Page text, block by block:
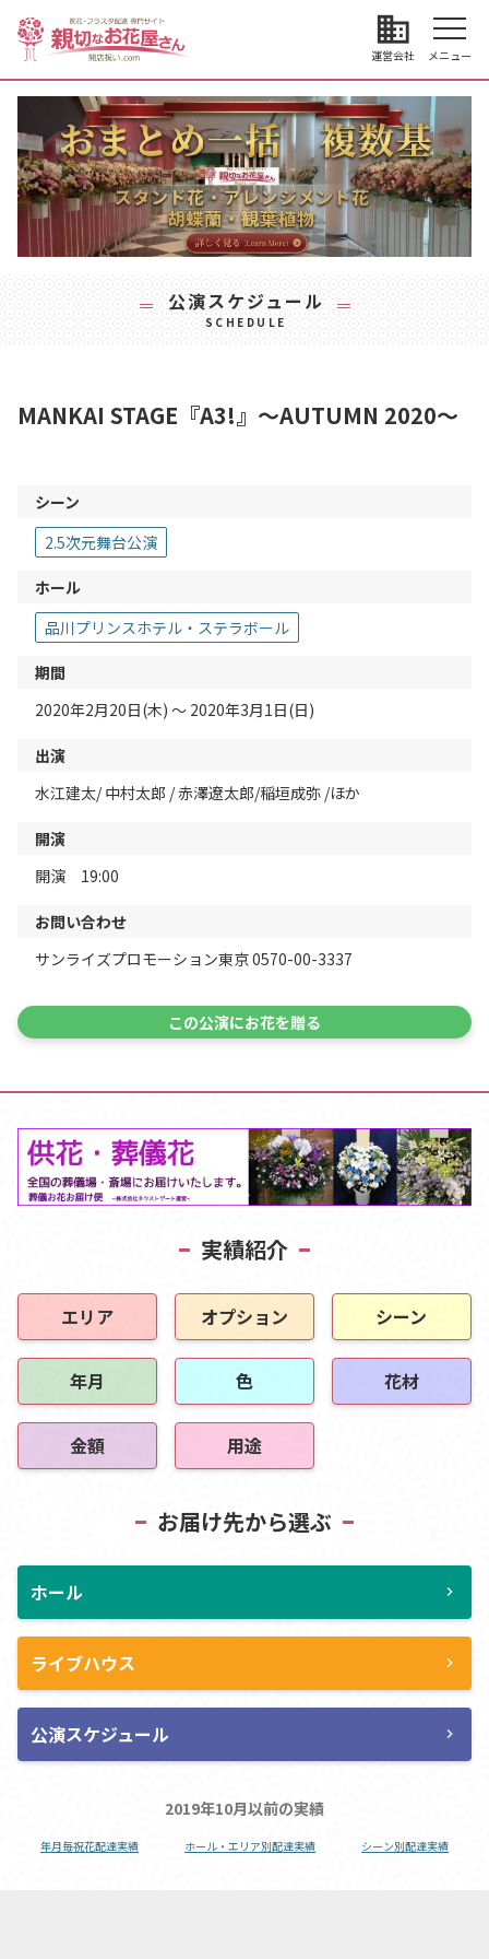
business
運営会社 メニュー
公演スケジュール
SCHEDULE
MANKAI STAGE『A3!』～AUTUMN 2020～
シーン
2.5次元舞台公演
ホール
品川プリンスホテル・ステラボール
期間
2020年2月20日(木) 〜 2020年3月1日(日)
出演
水江建太/ 中村太郎 / 赤澤遼太郎/稲垣成弥 /ほか
開演
開演 19:00
お問い合わせ
サンライズプロモーション東京 0570-00-3337
この公演にお花を贈る
実績紹介
エリア オプション シーン
年月 色 花材
金額 用途
お届け先から選ぶ
ホール chevron_right
ライブハウス chevron_right
公演スケジュール chevron_right
2019年10月以前の実績
年月毎祝花配達実績 ホール・エリア別配達実績 シーン別配達実績